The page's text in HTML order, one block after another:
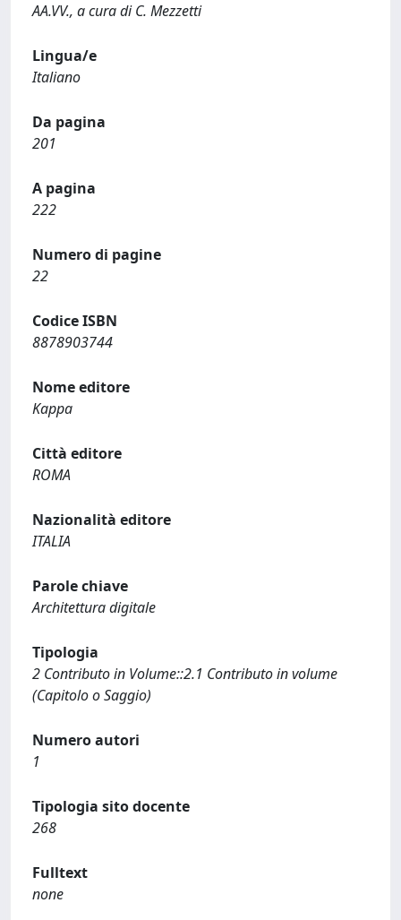
AA.VV., a cura di C. Mezzetti
Lingua/e
Italiano
Da pagina
201
A pagina
222
Numero di pagine
22
Codice ISBN
8878903744
Nome editore
Kappa
Città editore
ROMA
Nazionalità editore
ITALIA
Parole chiave
Architettura digitale
Tipologia
2 Contributo in Volume::2.1 Contributo in volume
(Capitolo o Saggio)
Numero autori
1
Tipologia sito docente
268
Fulltext
none